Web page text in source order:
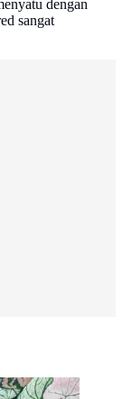
dengan
sangat